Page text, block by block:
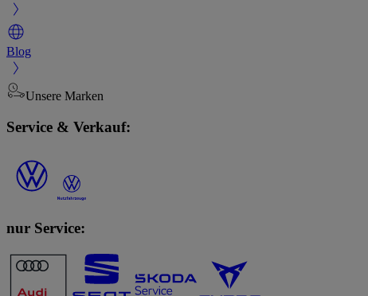
Blog
Unsere Marken
Service & Verkauf:
nur Service: